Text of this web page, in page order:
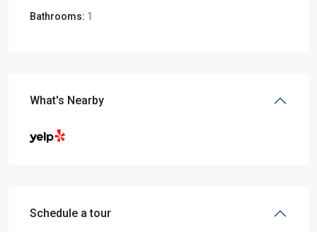
Bathrooms: 1
What's Nearby
Schedule a tour